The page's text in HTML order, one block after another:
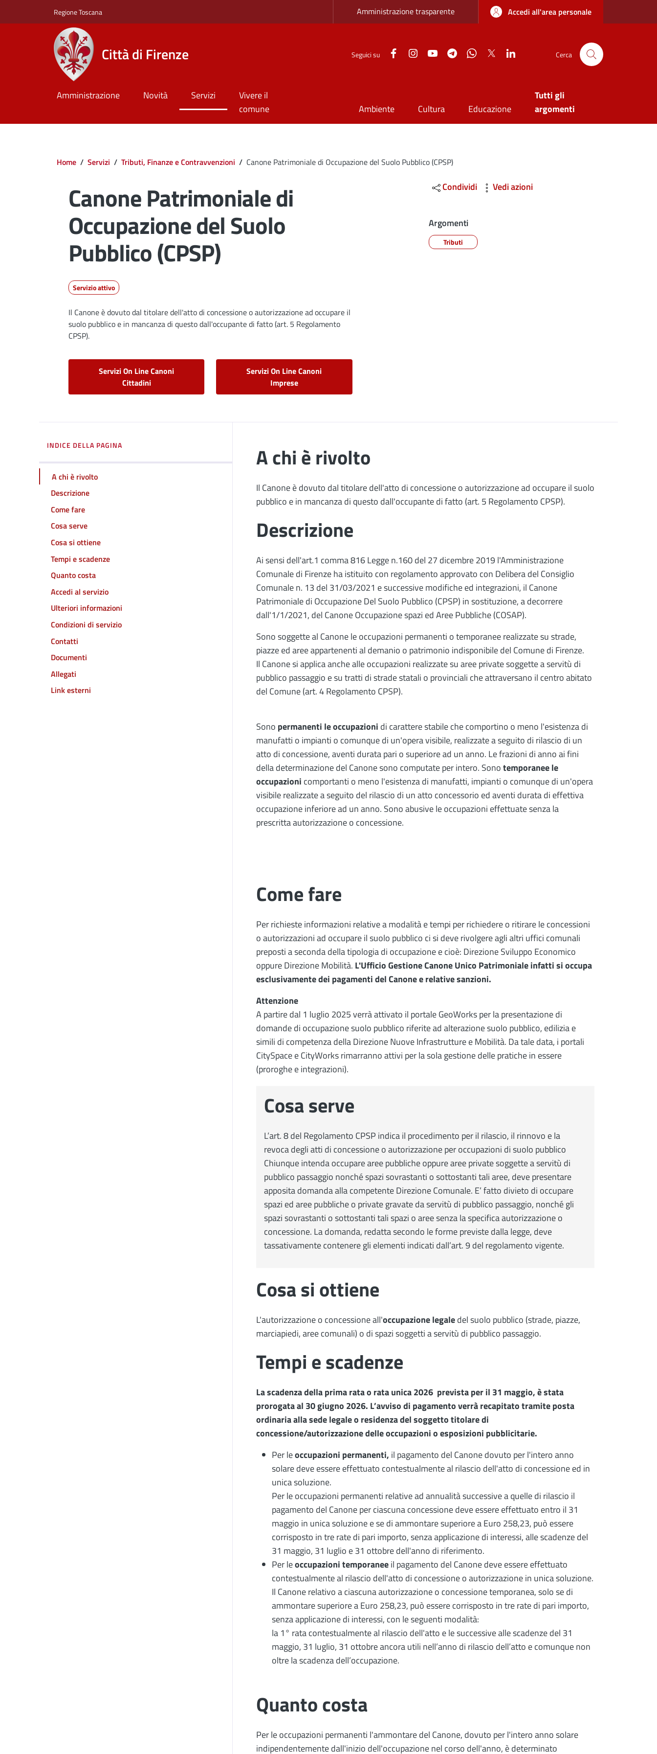
Regione Toscana Zona superiore sottile
Amministrazione trasparente Accedi all'area personale
Città di Firenze Seguici su FacebookInstagramYouTubeTelegramWhatsApp
Twitter Cerca
Amministrazione Novità Servizi
Vivere il
comune
Ambiente Cultura Educazione
Tutti gli
argomenti
Briciole di pane
Home / Servizi / Tributi, Finanze e Contravvenzioni / Canone Patrimoniale di Occupazione del Suolo Pubblico (CPSP)
Canone Patrimoniale di
Occupazione del Suolo
Pubblico (CPSP)
Servizio attivo
Dettagli
Il Canone è dovuto dal titolare dell'atto di concessione o autorizzazione ad occupare il
suolo pubblico e in mancanza di questo dall'occupante di fatto (art. 5 Regolamento
CPSP).
Servizi On Line Canoni
Cittadini
Servizi On Line Canoni
Imprese
Condividi Vedi azioni
Argomenti
Tributi
INDICE DELLA PAGINA
A chi è rivolto
Descrizione
Come fare
Cosa serve
Cosa si ottiene
Tempi e scadenze
Quanto costa
Accedi al servizio
Ulteriori informazioni
Condizioni di servizio
Contatti
Documenti
Allegati
Link esterni
A chi è rivolto
Il Canone è dovuto dal titolare dell'atto di concessione o autorizzazione ad occupare il suolo
pubblico e in mancanza di questo dall'occupante di fatto (art. 5 Regolamento CPSP).
Descrizione
Ai sensi dell'art.1 comma 816 Legge n.160 del 27 dicembre 2019 l'Amministrazione
Comunale di Firenze ha istituito con regolamento approvato con Delibera del Consiglio
Comunale n. 13 del 31/03/2021 e successive modifiche ed integrazioni, il Canone
Patrimoniale di Occupazione Del Suolo Pubblico (CPSP) in sostituzione, a decorrere
dall'1/1/2021, del Canone Occupazione spazi ed Aree Pubbliche (COSAP).
Sono soggette al Canone le occupazioni permanenti o temporanee realizzate su strade,
piazze ed aree appartenenti al demanio o patrimonio indisponibile del Comune di Firenze.
Il Canone si applica anche alle occupazioni realizzate su aree private soggette a servitù di
pubblico passaggio e su tratti di strade statali o provinciali che attraversano il centro abitato
del Comune (art. 4 Regolamento CPSP).
Sono permanenti le occupazioni di carattere stabile che comportino o meno l'esistenza di
manufatti o impianti o comunque di un'opera visibile, realizzate a seguito di rilascio di un
atto di concessione, aventi durata pari o superiore ad un anno. Le frazioni di anno ai fini
della determinazione del Canone sono computate per intero. Sonotemporanee le
occupazioni comportanti o meno l'esistenza di manufatti, impianti o comunque di un'opera
visibile realizzate a seguito del rilascio di un atto concessorio ed aventi durata di effettiva
occupazione inferiore ad un anno. Sono abusive le occupazioni effettuate senza la
prescritta autorizzazione o concessione.
Come fare
Per richieste informazioni relative a modalità e tempi per richiedere o ritirare le concessioni
o autorizzazioni ad occupare il suolo pubblico ci si deve rivolgere agli altri uffici comunali
preposti a seconda della tipologia di occupazione e cioè: Direzione Sviluppo Economico
oppure Direzione Mobilità. L'Ufficio Gestione Canone Unico Patrimoniale infatti si occupa
esclusivamente dei pagamenti del Canone e relative sanzioni.
Attenzione
A partire dal 1 luglio 2025 verrà attivato il portale GeoWorks per la presentazione di
domande di occupazione suolo pubblico riferite ad alterazione suolo pubblico, edilizia e
simili di competenza della Direzione Nuove Infrastrutture e Mobilità. Da tale data, i portali
CitySpace e CityWorks rimarranno attivi per la sola gestione delle pratiche in essere
(proroghe e integrazioni).
Cosa serve
L’art. 8 del Regolamento CPSP indica il procedimento per il rilascio, il rinnovo e la
revoca degli atti di concessione o autorizzazione per occupazioni di suolo pubblico
Chiunque intenda occupare aree pubbliche oppure aree private soggette a servitù di
pubblico passaggio nonché spazi sovrastanti o sottostanti tali aree, deve presentare
apposita domanda alla competente Direzione Comunale. E’ fatto divieto di occupare
spazi ed aree pubbliche o private gravate da servitù di pubblico passaggio, nonché gli
spazi sovrastanti o sottostanti tali spazi o aree senza la specifica autorizzazione o
concessione. La domanda, redatta secondo le forme previste dalla legge, deve
tassativamente contenere gli elementi indicati dall’art. 9 del regolamento vigente.
Cosa si ottiene
L'autorizzazione o concessione all'occupazione legaledel suolo pubblico (strade, piazze,
marciapiedi, aree comunali) o di spazi soggetti a servitù di pubblico passaggio.
Tempi e scadenze
La scadenza della prima rata o rata unica 2026 prevista per il 31 maggio, è stata
prorogata al 30 giugno 2026. L’avviso di pagamento verrà recapitato tramite posta
ordinaria alla sede legale o residenza del soggetto titolare di
concessione/autorizzazione delle occupazioni o esposizioni pubblicitarie.
Per leoccupazioni permanenti, il pagamento del Canone dovuto per l'intero anno
solare deve essere effettuato contestualmente al rilascio dell'atto di concessione ed in
unica soluzione.
Per le occupazioni permanenti relative ad annualità successive a quelle di rilascio il
pagamento del Canone per ciascuna concessione deve essere effettuato entro il 31
maggio in unica soluzione e se di ammontare superiore a Euro 258,23, può essere
corrisposto in tre rate di pari importo, senza applicazione di interessi, alle scadenze del
31 maggio, 31 luglio e 31 ottobre dell'anno di riferimento.
Per leoccupazioni temporaneeil pagamento del Canone deve essere effettuato
contestualmente al rilascio dell'atto di concessione o autorizzazione in unica soluzione.
Il Canone relativo a ciascuna autorizzazione o concessione temporanea, solo se di
ammontare superiore a Euro 258,23, può essere corrisposto in tre rate di pari importo,
senza applicazione di interessi, con le seguenti modalità:
la 1° rata contestualmente al rilascio dell'atto e le successive alle scadenze del 31
maggio, 31 luglio, 31 ottobre ancora utili nell’anno di rilascio dell’atto e comunque non
oltre la scadenza dell’occupazione.
Quanto costa
Per le occupazioni permanenti l'ammontare del Canone, dovuto per l'intero anno solare
indipendentemente dall'inizio dell'occupazione nel corso dell'anno, è determinato